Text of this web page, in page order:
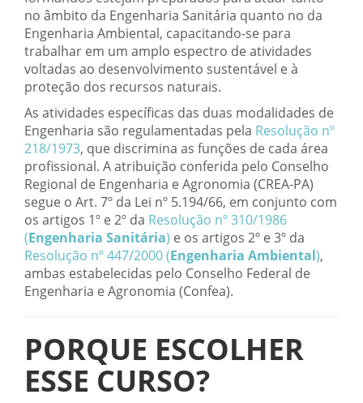
no âmbito da Engenharia Sanitária quanto no da
Engenharia Ambiental, capacitando-se para
trabalhar em um amplo espectro de atividades
voltadas ao desenvolvimento sustentável e à
proteção dos recursos naturais.
As atividades específicas das duas modalidades de
Engenharia são regulamentadas pela Resolução nº
218/1973, que discrimina as funções de cada área
profissional. A atribuição conferida pelo Conselho
Regional de Engenharia e Agronomia (CREA-PA)
segue o Art. 7º da Lei nº 5.194/66, em conjunto com
os artigos 1º e 2º da Resolução nº 310/1986
(Engenharia Sanitária) e os artigos 2º e 3º da
Resolução nº 447/2000 (Engenharia Ambiental),
ambas estabelecidas pelo Conselho Federal de
Engenharia e Agronomia (Confea).
PORQUE ESCOLHER
ESSE CURSO?